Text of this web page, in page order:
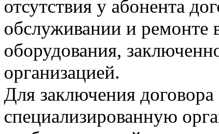
отсутствия у абонента
обслуживании и ремонте
оборудования,
организацией.
Для заключения
специализированную